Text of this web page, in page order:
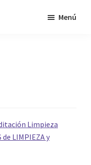
Menú
Limpieza
de LIMPIEZA y